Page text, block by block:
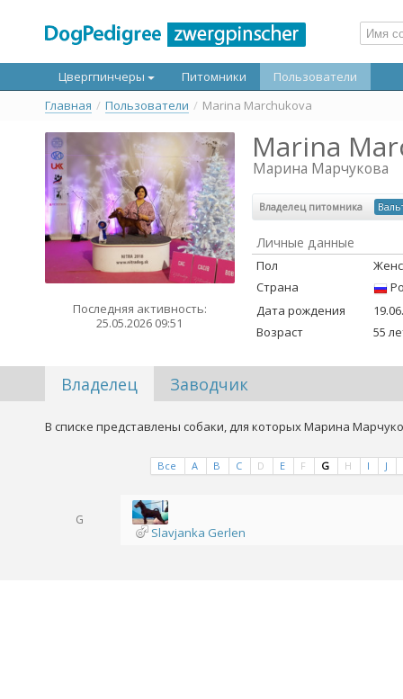
Цвергпинчеры Питомники
Пользователи
Главная / Пользователи / Marina Marchukova
Последняя активность:
25.05.2026 09:51
Marina
Марина Марчукова
Владелец питомника
Личные данные
Пол
Страна
Дата рождения
Возраст
55
Владелец Заводчик
В списке представлены собаки, для которых Марина
Все A B C D E F G H I J
G
Slavjanka Gerlen